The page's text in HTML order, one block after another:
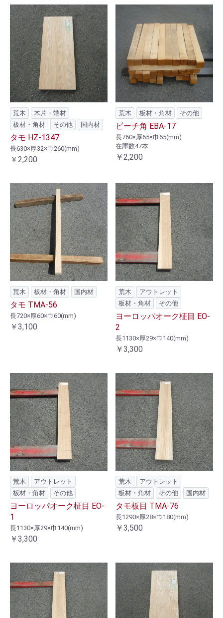
荒木
木片・端材
板材・角材
その他 国内材
タモ HZ-1347
長630×厚32×巾260(mm)
￥2,200
荒木 板材・角材 その他
ビーチ角 EBA-17
長760×厚65×巾65(mm)
在庫数47本
￥2,200
荒木 板材・角材 国内材
タモ TMA-56
長720×厚60×巾60(mm)
￥3,100
荒木
アウトレット
板材・角材
その他
ヨーロッパオーク柾目 EO-
2
長1130×厚29×巾140(mm)
￥3,300
荒木
アウトレット
板材・角材
その他
ヨーロッパオーク柾目 EO-
1
長1130×厚29×巾140(mm)
￥3,300
荒木
アウトレット
板材・角材
その他 国内材
タモ板目 TMA-76
長1290×厚28×巾180(mm)
￥3,500